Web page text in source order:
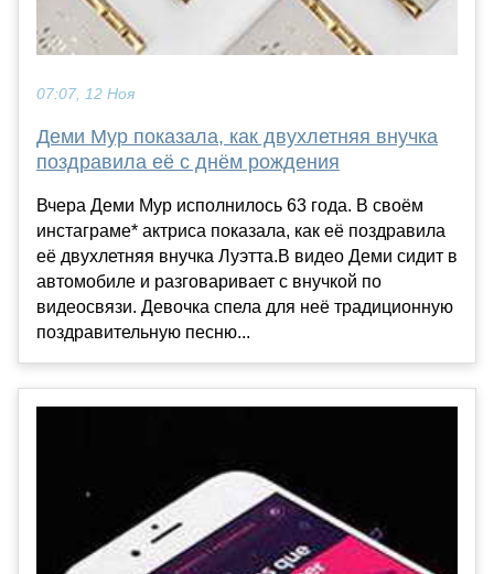
07:07, 12 Ноя
Деми Мур показала, как двухлетняя внучка
поздравила её с днём рождения
Вчера Деми Мур исполнилось 63 года. В своём
инстаграме* актриса показала, как её поздравила
её двухлетняя внучка Луэтта.В видео Деми сидит в
автомобиле и разговаривает с внучкой по
видеосвязи. Девочка спела для неё традиционную
поздравительную песню...